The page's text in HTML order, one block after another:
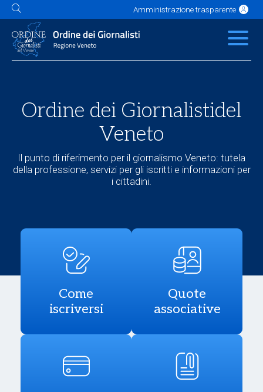
Amministrazione trasparente
L'Ordine News Servizi Albo
Contatti Link utili
Ordine dei Giornalistidel
Veneto
Il punto di riferimento per il giornalismo Veneto: tutela
della professione, servizi per gli iscritti e informazioni per
i cittadini.
Come
iscriversi
Quote
associative